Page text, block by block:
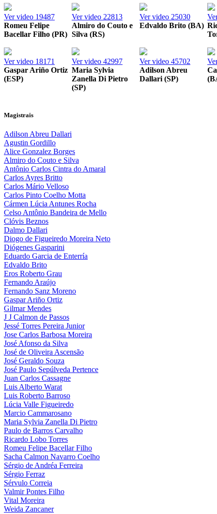
Ver video 19487
Romeu Felipe
Bacellar Filho (PR)
Ver video 22813
Almiro do Couto e
Silva (RS)
Ver video 25030
Edvaldo Brito (BA)
Ver video 18171
Gaspar Ariño Ortiz
(ESP)
Ver video 42997
Maria Sylvia
Zanella Di Pietro
(SP)
Ver video 45702
Adilson Abreu
Dallari (SP)
Magistrais
Adilson Abreu Dallari
Agustin Gordillo
Alice Gonzalez Borges
Almiro do Couto e Silva
Antônio Carlos Cintra do Amaral
Carlos Ayres Britto
Carlos Mário Velloso
Carlos Pinto Coelho Motta
Cármen Lúcia Antunes Rocha
Celso Antônio Bandeira de Mello
Clóvis Beznos
Dalmo Dallari
Diogo de Figueiredo Moreira Neto
Diógenes Gasparini
Eduardo Garcia de Enterría
Edvaldo Brito
Eros Roberto Grau
Fernando Araújo
Fernando Sanz Moreno
Gaspar Ariño Ortiz
Gilmar Mendes
J J Calmon de Passos
Jessé Torres Pereira Junior
Jose Carlos Barbosa Moreira
José Afonso da Silva
José de Oliveira Ascensão
José Geraldo Souza
José Paulo Sepúlveda Pertence
Juan Carlos Cassagne
Luis Alberto Warat
Luis Roberto Barroso
Lúcia Valle Figueiredo
Marcio Cammarosano
Maria Sylvia Zanella Di Pietro
Paulo de Barros Carvalho
Ricardo Lobo Torres
Romeu Felipe Bacellar Filho
Sacha Calmon Navarro Coelho
Sérgio de Andréa Ferreira
Sérgio Ferraz
Sérvulo Correia
Valmir Pontes Filho
Vital Moreira
Weida Zancaner